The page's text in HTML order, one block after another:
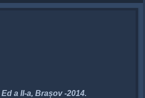
a II-a, Brașov -2014.